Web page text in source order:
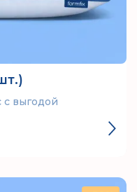
с выгодой